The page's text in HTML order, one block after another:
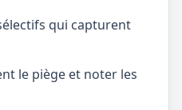
qui capturent
le piège et noter les